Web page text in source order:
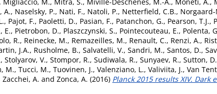
A., Naselsky, P., Nati, F., Natoli, P., Netterfield, C.B.,
, Pajot, F., Paoletti, D., Pasian, F., Patanchon, G., Pearson, T.J.,
E., Pietrobon, D., Plaszczynski, S., Pointecouteau, E., Polenta,
R., Reinecke, M., Remazeilles, M., Renault, C., Renzi, A.,
J.A., Rusholme, B., Salvatelli, V., Sandri, M., Santos, D.,
, Stolyarov, V., Stompor, R., Sudiwala, R., Sunyaev, R., Sutton, D.
M., Tucci, M., Tuovinen, J., Valenziano, L., Valiviita, J., Van
Zacchei, A. and Zonca, A. (2016) Planck 2015 results XIV. Dark